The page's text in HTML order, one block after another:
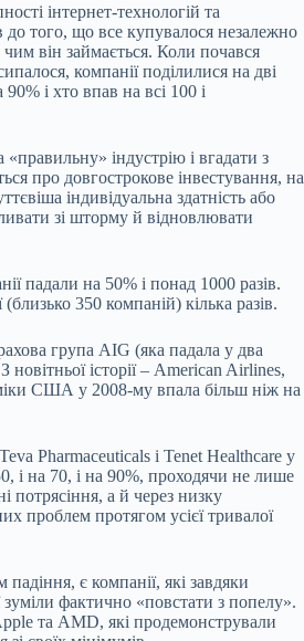
інтернет-технологій та
того, що все купувалося незалежно
чим він займається. Коли почався
компанії поділилися на дві
і хто впав на всі 100 і
індустрію і вгадати з
про довгострокове інвестування, на
індивідуальна здатність або
зі шторму й відновлювати
падали на 50% і понад 1000 разів.
350 компаній) кілька разів.
група AIG (яка падала у два
новітньої історії – American Airlines,
США у 2008-му впала більш ніж на
Pharmaceuticals і Tenet Healthcare у
і на 70, і на 90%, проходячи не лише
потрясіння, а й через низку
проблем протягом усієї тривалої
є компанії, які завдяки
зуміли фактично «повстати з попелу».
та AMD, які продемонстрували